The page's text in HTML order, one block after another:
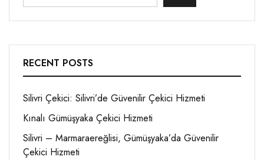
RECENT POSTS
Silivri Çekici: Silivri’de Güvenilir Çekici Hizmeti
Kınalı Gümüşyaka Çekici Hizmeti
Silivri – Marmaraereğlisi, Gümüşyaka’da Güvenilir
Çekici Hizmeti